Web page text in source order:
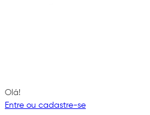
Olá!
Entre ou cadastre-se